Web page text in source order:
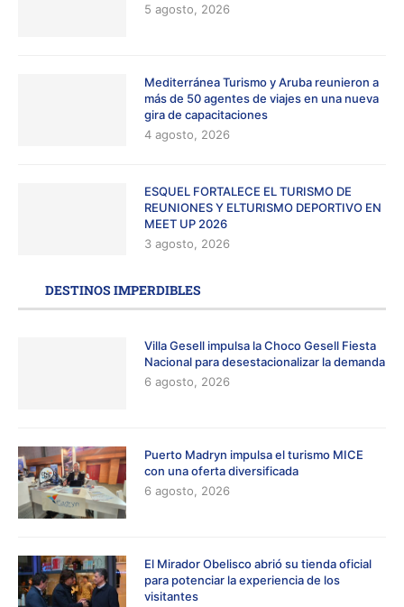
5 agosto, 2026
Mediterránea Turismo y Aruba reunieron a
más de 50 agentes de viajes en una nueva
gira de capacitaciones
4 agosto, 2026
ESQUEL FORTALECE EL TURISMO DE
REUNIONES Y ELTURISMO DEPORTIVO EN
MEET UP 2026
3 agosto, 2026
DESTINOS IMPERDIBLES
Villa Gesell impulsa la Choco Gesell Fiesta
Nacional para desestacionalizar la demanda
6 agosto, 2026
Puerto Madryn impulsa el turismo MICE
con una oferta diversificada
6 agosto, 2026
El Mirador Obelisco abrió su tienda oficial
para potenciar la experiencia de los
visitantes